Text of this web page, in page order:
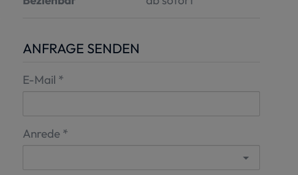
ANFRAGE SENDEN
E-Mail
Anrede